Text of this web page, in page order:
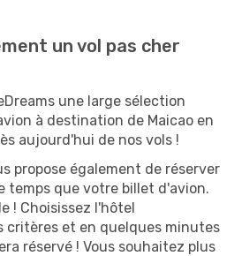
un vol pas cher
une large sélection
à destination de Maicao en
aujourd'hui de nos vols !
propose également de réserver
temps que votre billet d'avion.
! Choisissez l'hôtel
critères et en quelques minutes
réservé ! Vous souhaitez plus